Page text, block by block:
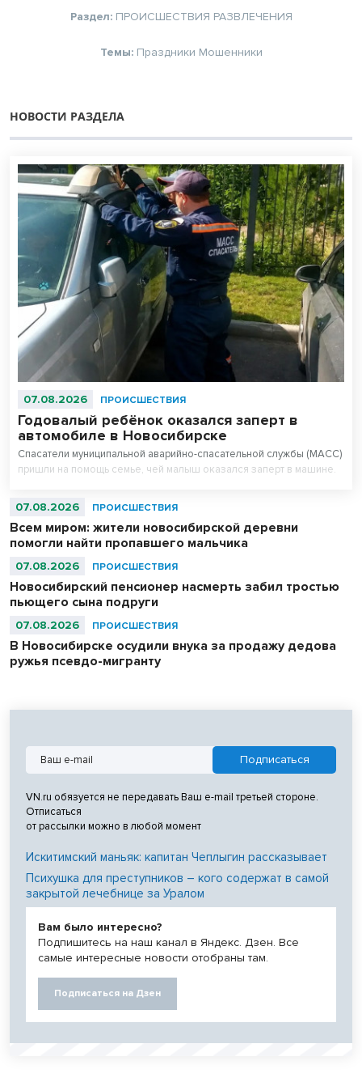
Раздел: ПРОИСШЕСТВИЯ РАЗВЛЕЧЕНИЯ
Темы: Праздники Мошенники
НОВОСТИ РАЗДЕЛА
07.08.2026 ПРОИСШЕСТВИЯ
Годовалый ребёнок оказался заперт в
автомобиле в Новосибирске
Спасатели муниципальной аварийно-спасательной службы (МАСС)
пришли на помощь семье, чей малыш оказался заперт в машине.
07.08.2026 ПРОИСШЕСТВИЯ
Всем миром: жители новосибирской деревни
помогли найти пропавшего мальчика
07.08.2026 ПРОИСШЕСТВИЯ
Новосибирский пенсионер насмерть забил тростью
пьющего сына подруги
07.08.2026 ПРОИСШЕСТВИЯ
В Новосибирске осудили внука за продажу дедова
ружья псевдо-мигранту
VN.ru обязуется не передавать Ваш e-mail третьей стороне.
Отписаться
от рассылки можно в любой момент
Искитимский маньяк: капитан Чеплыгин рассказывает
Психушка для преступников – кого содержат в самой
закрытой лечебнице за Уралом
Вам было интересно?
Подпишитесь на наш канал в Яндекс. Дзен. Все
самые интересные новости отобраны там.
Подписаться на Дзен